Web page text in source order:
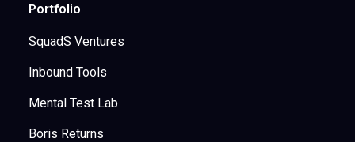
Portfolio
SquadS Ventures
Inbound Tools
Mental Test Lab
Boris Returns